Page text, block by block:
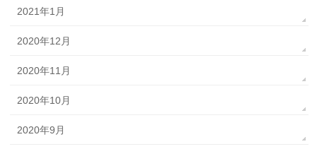
2021年1月
2020年12月
2020年11月
2020年10月
2020年9月